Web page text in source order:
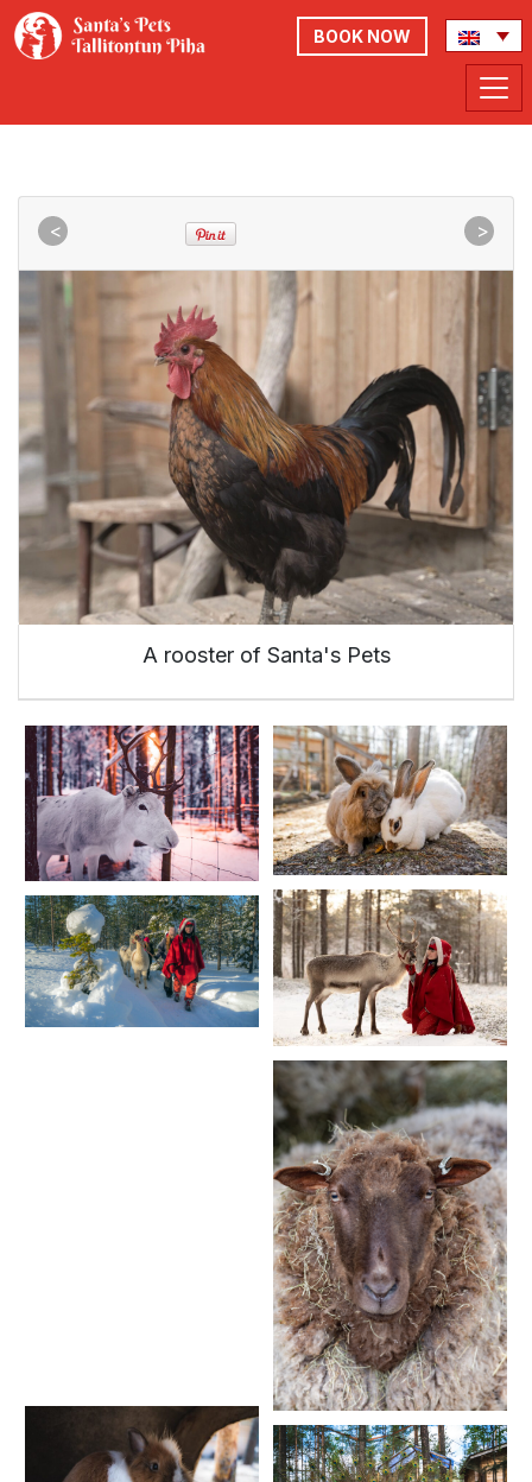
BOOK NOW
<
>
A rooster of Santa's Pets